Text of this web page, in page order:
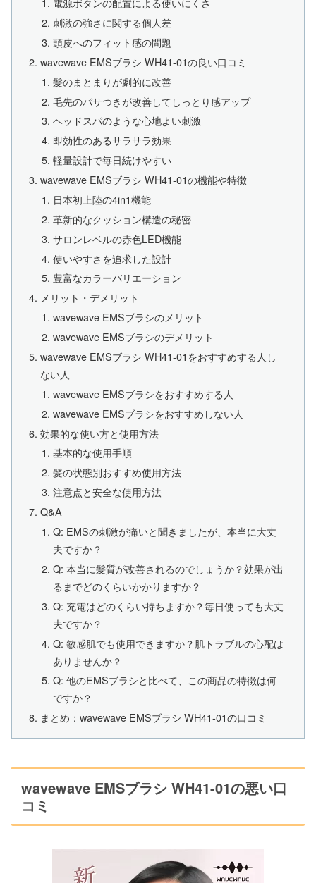
刺激の強さに関する個人差
頭皮へのフィット感の問題
wavewave EMSブラシ WH41-01の良い口コミ
髪のまとまりが劇的に改善
毛先のパサつきが改善してしっとり感アップ
ヘッドスパのような心地よい刺激
即効性のあるサラサラ効果
軽量設計で毎日続けやすい
wavewave EMSブラシ WH41-01の機能や特徴
日本初上陸の4in1機能
革新的なクッション構造の秘密
サロンレベルの赤色LED機能
使いやすさを追求した設計
豊富なカラーバリエーション
メリット・デメリット
wavewave EMSブラシのメリット
wavewave EMSブラシのデメリット
wavewave EMSブラシ WH41-01をおすすめする人し
ない人
wavewave EMSブラシをおすすめする人
wavewave EMSブラシをおすすめしない人
効果的な使い方と使用方法
基本的な使用手順
髪の状態別おすすめ使用方法
注意点と安全な使用方法
Q&A
Q: EMSの刺激が痛いと聞きましたが、本当に大丈
夫ですか？
Q: 本当に髪質が改善されるのでしょうか？効果が出
るまでどのくらいかかりますか？
Q: 充電はどのくらい持ちますか？毎日使っても大丈
夫ですか？
Q: 敏感肌でも使用できますか？肌トラブルの心配は
ありませんか？
Q: 他のEMSブラシと比べて、この商品の特徴は何
ですか？
まとめ：wavewave EMSブラシ WH41-01の口コミ
wavewave EMSブラシ WH41-01の悪い口
コミ